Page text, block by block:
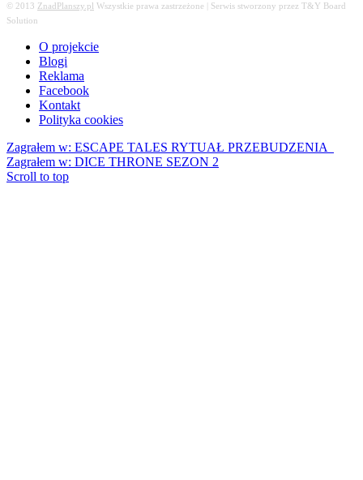
© 2013 ZnadPlanszy.pl Wszystkie prawa zastrzeżone | Serwis stworzony przez T&Y Board
Solution
O projekcie
Blogi
Reklama
Facebook
Kontakt
Polityka cookies
Zagrałem w: ESCAPE TALES RYTUAŁ PRZEBUDZENIA
Zagrałem w: DICE THRONE SEZON 2
Scroll to top